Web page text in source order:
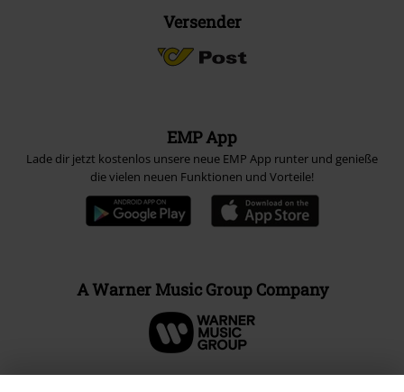
Versender
EMP App
Lade dir jetzt kostenlos unsere neue EMP App runter und genieße
die vielen neuen Funktionen und Vorteile!
A Warner Music Group Company